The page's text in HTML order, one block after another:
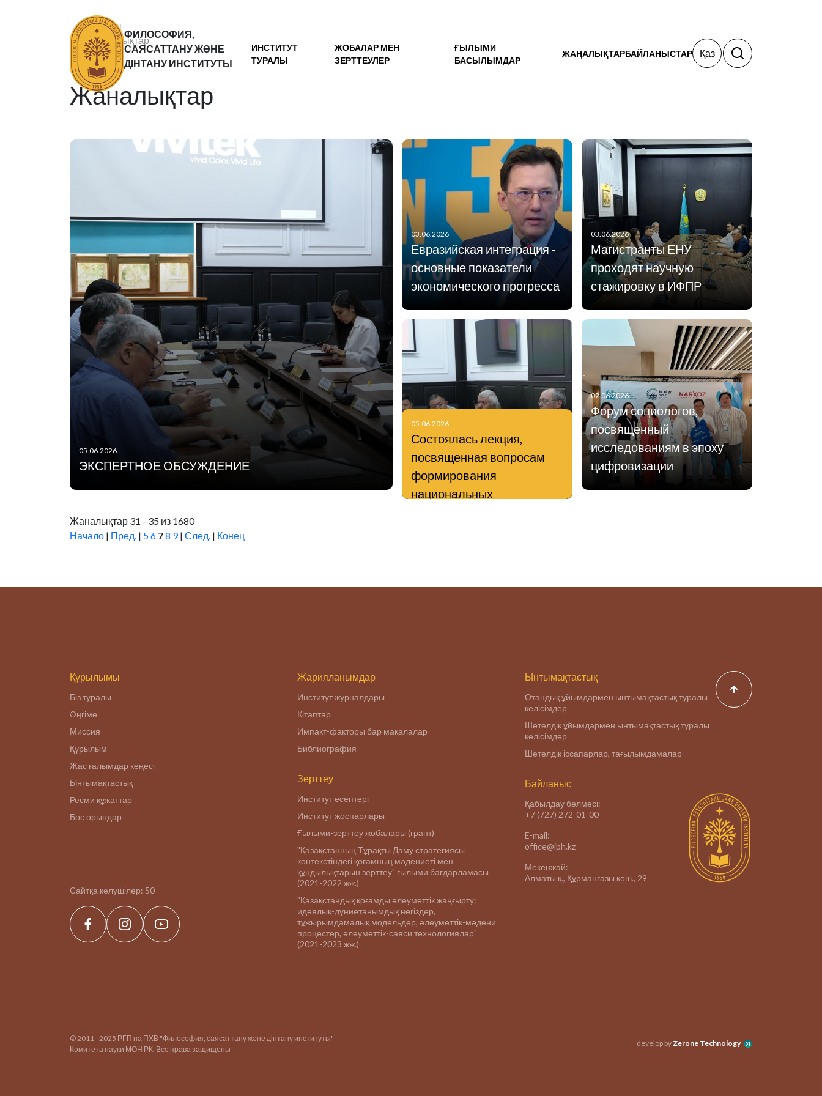
ФИЛОСОФИЯ,
САЯСАТТАНУ ЖӘНЕ
ДІНТАНУ ИНСТИТУТЫ
ИНСТИТУТ
ТУРАЛЫ
ЖОБАЛАР МЕН
ЗЕРТТЕУЛЕР
ҒЫЛЫМИ
БАСЫЛЫМДАР
ЖАҢАЛЫҚТАРБАЙЛАНЫСТАР Қаз
Басты бет
Жаналықтар
Статьи
Жаналықтар
05.06.2026
ЭКСПЕРТНОЕ ОБСУЖДЕНИЕ
05.06.2026
Состоялась лекция,
посвященная вопросам
формирования
национальных
03.06.2026
Евразийская интеграция -
основные показатели
экономического прогресса
03.06.2026
Магистранты ЕНУ
проходят научную
стажировку в ИФПР
02.06.2026
Форум социологов,
посвященный
исследованиям в эпоху
цифровизации
Жаналықтар 31 - 35 из 1680
Начало | Пред. | 56 78 9| След. | Конец
Құрылымы
Біз туралы
Әңгіме
Миссия
Құрылым
Жас ғалымдар кеңесі
Ынтымақтастық
Ресми құжаттар
Бос орындар
Сайтқа келушілер: 50
Жарияланымдар
Институт журналдары
Кітаптар
Импакт-факторы бар мақалалар
Библиография
Зерттеу
Институт есептері
Институт жоспарлары
Ғылыми-зерттеу жобалары (грант)
"Қазақстанның Тұрақты Даму стратегиясы
контекстіндегі қоғамның мәдениеті мен
құндылықтарын зерттеу" ғылыми бағдарламасы
(2021-2022 жж.)
"Қазақстандық қоғамды әлеуметтік жаңғырту:
идеялық-дүниетанымдық негіздер,
тұжырымдамалық модельдер, әлеуметтік-мәдени
процестер, әлеуметтік-саяси технологиялар"
(2021-2023 жж.)
Ынтымақтастық
Отандық ұйымдармен ынтымақтастық туралы
келісімдер
Шетелдік ұйымдармен ынтымақтастық туралы
келісімдер
Шетелдік іссапарлар, тағылымдамалар
Байланыс
Қабылдау бөлмесі:
+7 (727) 272-01-00
E-mail:
office@iph.kz
Мекенжай:
Алматы қ., Құрманғазы көш., 29
© 2011 - 2025 РГП на ПХВ "Философия, саясаттану және дінтану институты"
Комитета науки МОН РК. Все права защищены
develop byZerone Technology